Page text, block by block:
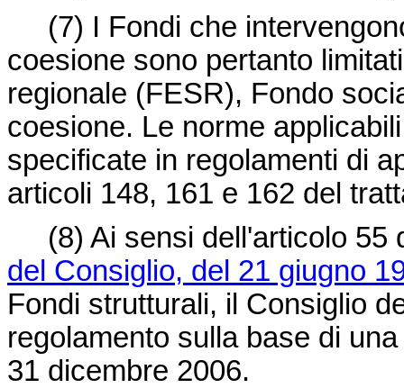
(7) I Fondi che
coesione sono pertanto
regionale (FESR), Fondo
coesione. Le norme
specificate in regolamenti di
articoli 148, 161 e 162 del
(8) Ai sensi dell'articolo 55
del Consiglio, del 21 giugno
Fondi strutturali, il Consiglio
regolamento sulla base di
31 dicembre 2006.